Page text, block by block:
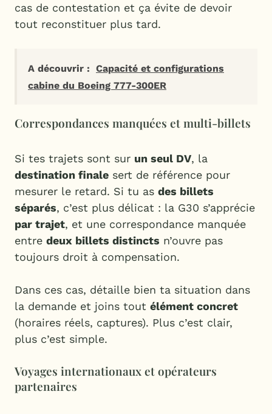
cas de contestation et ça évite de devoir
tout reconstituer plus tard.
A découvrir : Capacité et configurations
cabine du Boeing 777-300ER
Correspondances manquées et multi-billets
Si tes trajets sont sur un seul DV, la
destination finale sert de référence pour
mesurer le retard. Si tu as des billets
séparés, c’est plus délicat : la G30 s’apprécie
par trajet, et une correspondance manquée
entre deux billets distincts n’ouvre pas
toujours droit à compensation.
Dans ces cas, détaille bien ta situation dans
la demande et joins tout élément concret
(horaires réels, captures). Plus c’est clair,
plus c’est simple.
Voyages internationaux et opérateurs
partenaires